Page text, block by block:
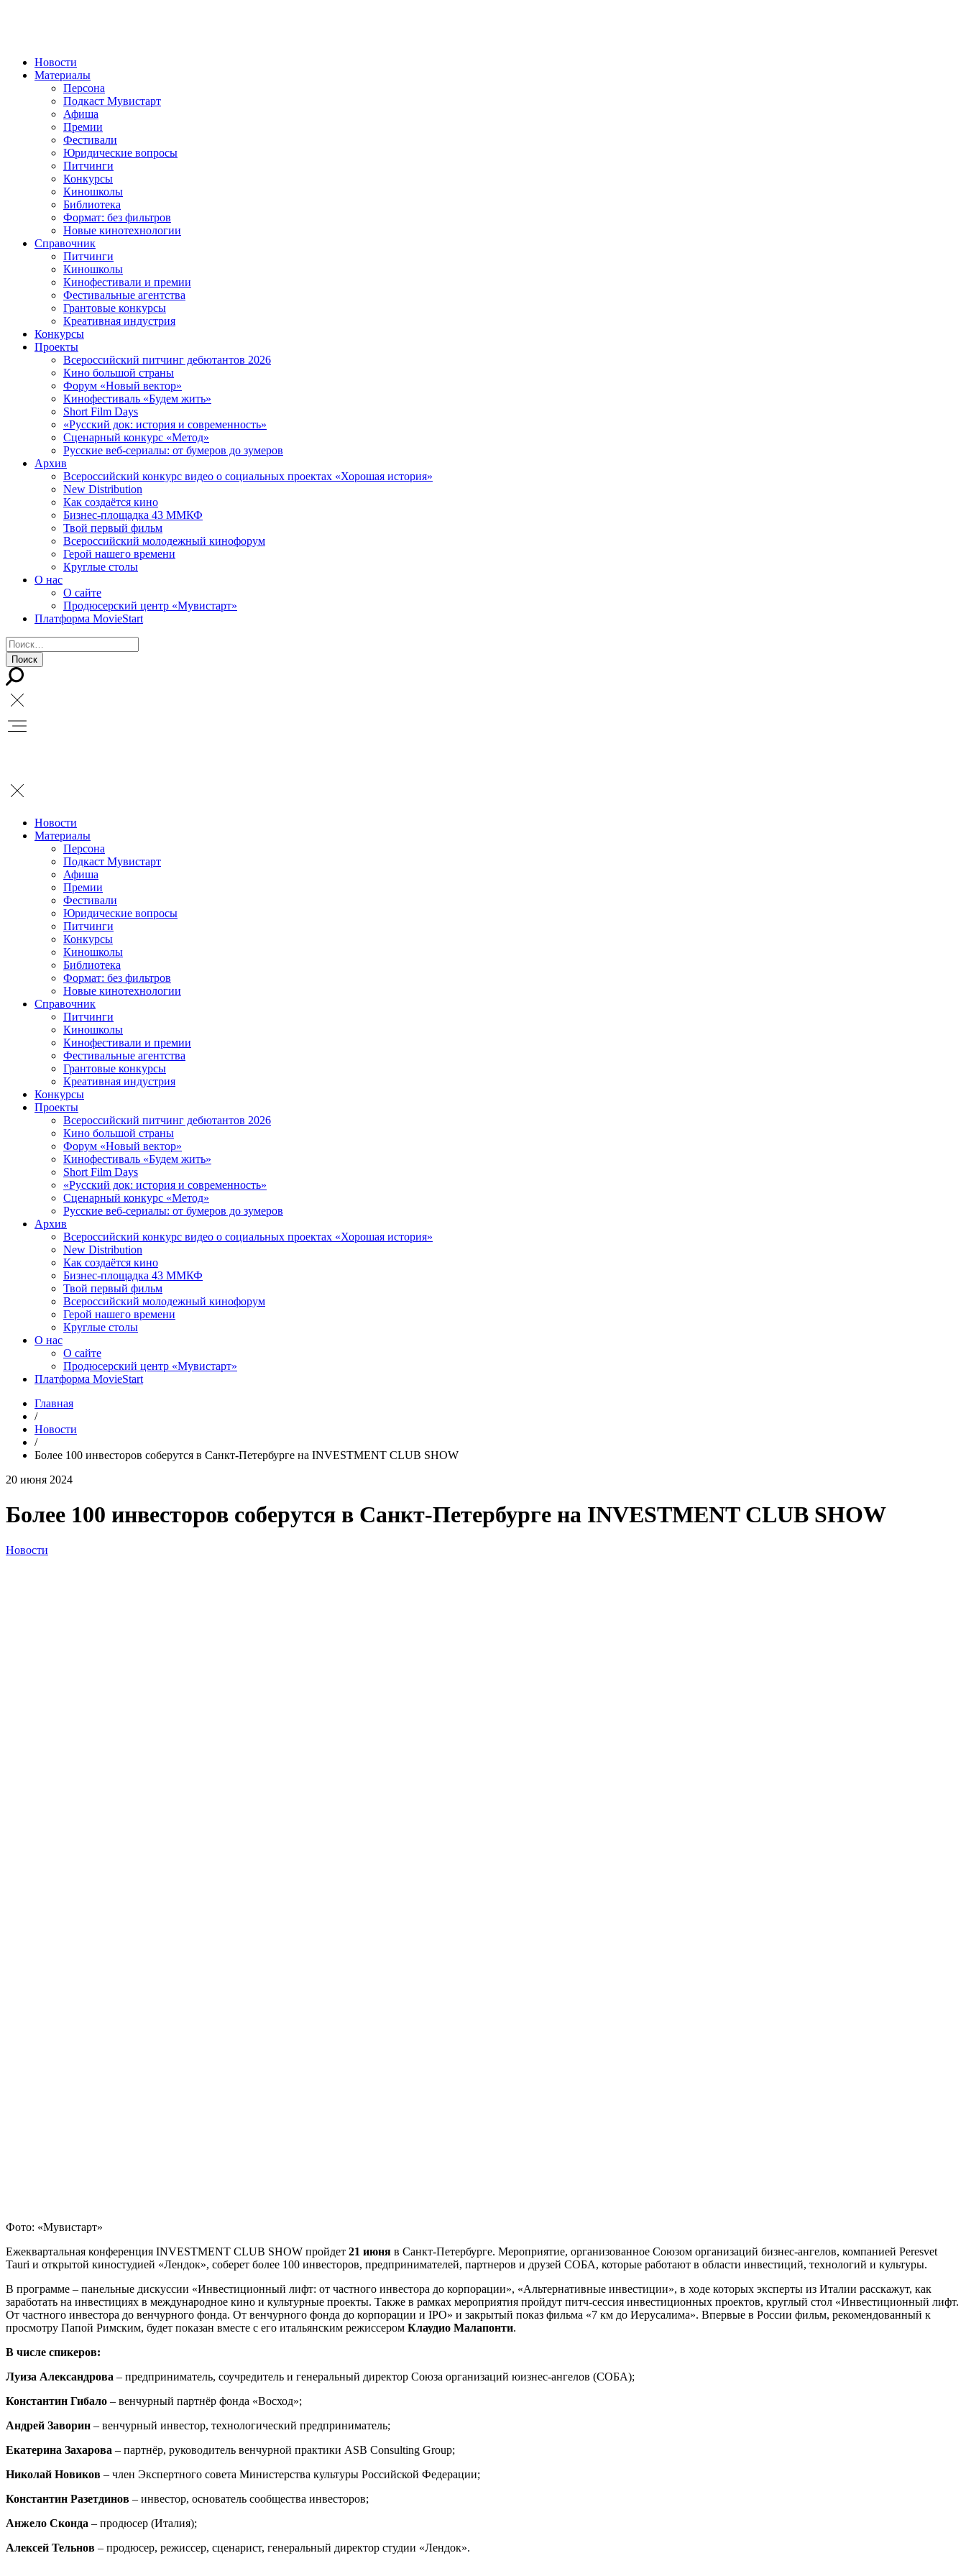
Новости
Материалы
Персона
Подкаст Мувистарт
Афиша
Премии
Фестивали
Юридические вопросы
Питчинги
Конкурсы
Киношколы
Библиотека
Формат: без фильтров
Новые кинотехнологии
Справочник
Питчинги
Киношколы
Кинофестивали и премии
Фестивальные агентства
Грантовые конкурсы
Креативная индустрия
Конкурсы
Проекты
Всероссийский питчинг дебютантов 2026
Кино большой страны
Форум «Новый вектор»
Кинофестиваль «Будем жить»
Short Film Days
«Русский док: история и современность»
Сценарный конкурс «Метод»
Русские веб-сериалы: от бумеров до зумеров
Архив
Всероссийский конкурс видео о социальных проектах «Хорошая история»
New Distribution
Как создаётся кино
Бизнес-площадка 43 ММКФ
Твой первый фильм
Всероссийский молодежный кинофорум
Герой нашего времени
Круглые столы
О нас
О сайте
Продюсерский центр «Мувистарт»
Платформа MovieStart
Новости
Материалы
Персона
Подкаст Мувистарт
Афиша
Премии
Фестивали
Юридические вопросы
Питчинги
Конкурсы
Киношколы
Библиотека
Формат: без фильтров
Новые кинотехнологии
Справочник
Питчинги
Киношколы
Кинофестивали и премии
Фестивальные агентства
Грантовые конкурсы
Креативная индустрия
Конкурсы
Проекты
Всероссийский питчинг дебютантов 2026
Кино большой страны
Форум «Новый вектор»
Кинофестиваль «Будем жить»
Short Film Days
«Русский док: история и современность»
Сценарный конкурс «Метод»
Русские веб-сериалы: от бумеров до зумеров
Архив
Всероссийский конкурс видео о социальных проектах «Хорошая история»
New Distribution
Как создаётся кино
Бизнес-площадка 43 ММКФ
Твой первый фильм
Всероссийский молодежный кинофорум
Герой нашего времени
Круглые столы
О нас
О сайте
Продюсерский центр «Мувистарт»
Платформа MovieStart
Главная
/
Новости
/
Более 100 инвесторов соберутся в Санкт-Петербурге на INVESTMENT CLUB SHOW
20 июня 2024
Более 100 инвесторов соберутся в Санкт-Петербурге на INVESTMENT CLUB SHOW
Новости
Фото: «Мувистарт»
Ежеквартальная конференция INVESTMENT CLUB SHOW пройдет 21 июня в Санкт-Петербурге. Мероприятие, организованное Союзом организаций бизнес-ангелов, компанией Peresvet
Tauri и открытой киностудией «Лендок», соберет более 100 инвесторов, предпринимателей, партнеров и друзей СОБА, которые работают в области инвестиций, технологий и культуры.
В программе – панельные дискуссии «Инвестиционный лифт: от частного инвестора до корпорации», «Альтернативные инвестиции», в ходе которых эксперты из Италии расскажут, как
заработать на инвестициях в международное кино и культурные проекты. Также в рамках мероприятия пройдут питч-сессия инвестиционных проектов, круглый стол «Инвестиционный лифт.
От частного инвестора до венчурного фонда. От венчурного фонда до корпорации и IPO» и закрытый показ фильма «7 км до Иерусалима». Впервые в России фильм, рекомендованный к
просмотру Папой Римским, будет показан вместе с его итальянским режиссером Клаудио Малапонти.
В числе спикеров:
Луиза Александрова – предприниматель, соучредитель и генеральный директор Союза организаций юизнес-ангелов (СОБА);
Константин Гибало – венчурный партнёр фонда «Восход»;
Андрей Заворин – венчурный инвестор, технологический предприниматель;
Екатерина Захарова – партнёр, руководитель венчурной практики ASB Consulting Group;
Николай Новиков – член Экспертного совета Министерства культуры Российской Федерации;
Константин Разетдинов – инвестор, основатель сообщества инвесторов;
Анжело Сконда – продюсер (Италия);
Алексей Тельнов – продюсер, режиссер, сценарист, генеральный директор студии «Лендок».